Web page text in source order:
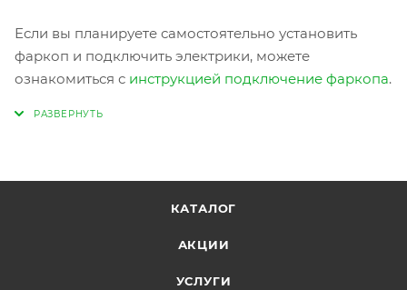
Если вы планируете самостоятельно установить
фаркоп и подключить электрики, можете
ознакомиться с инструкцией подключение фаркопа.
КАТАЛОГ
АКЦИИ
УСЛУГИ